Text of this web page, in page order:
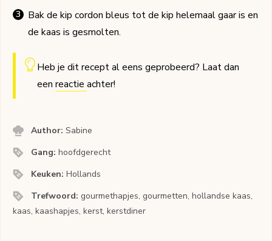
Bak de kip cordon bleus tot de kip helemaal gaar is en
de kaas is gesmolten.
Heb je dit recept al eens geprobeerd? Laat dan
een reactie achter!
Author:Sabine
Gang:hoofdgerecht
Keuken:Hollands
Trefwoord: gourmethapjes, gourmetten, hollandse kaas,
kaas, kaashapjes, kerst, kerstdiner